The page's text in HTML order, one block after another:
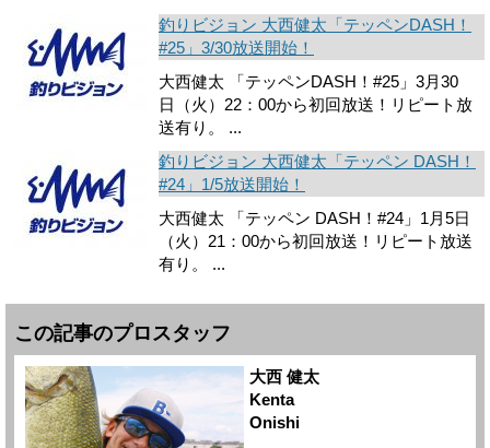
釣りビジョン 大西健太「テッペンDASH！
#25」3/30放送開始！
大西健太 「テッペンDASH！#25」3月30
日（火）22：00から初回放送！リピート放
送有り。 ...
釣りビジョン 大西健太「テッペン DASH！
#24」1/5放送開始！
大西健太 「テッペン DASH！#24」1月5日
（火）21：00から初回放送！リピート放送
有り。 ...
この記事のプロスタッフ
大西 健太
Kenta
Onishi